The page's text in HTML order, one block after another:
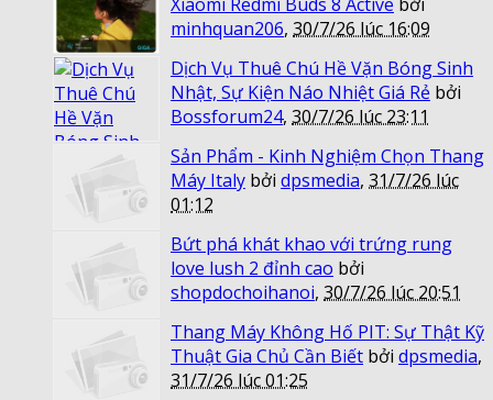
minhquan206, 30/7/26 lúc 16:09
Dịch Vụ Thuê Chú Hề Vặn Bóng Sinh
Nhật, Sự Kiện Náo Nhiệt Giá Rẻ bởi
Bossforum24, 30/7/26 lúc 23:11
Sản Phẩm - Kinh Nghiệm Chọn Thang
Máy Italy bởi dpsmedia, 31/7/26 lúc
01:12
Bứt phá khát khao với trứng rung
love lush 2 đỉnh cao bởi
shopdochoihanoi, 30/7/26 lúc 20:51
Thang Máy Không Hố PIT: Sự Thật Kỹ
Thuật Gia Chủ Cần Biết bởi dpsmedia,
31/7/26 lúc 01:25